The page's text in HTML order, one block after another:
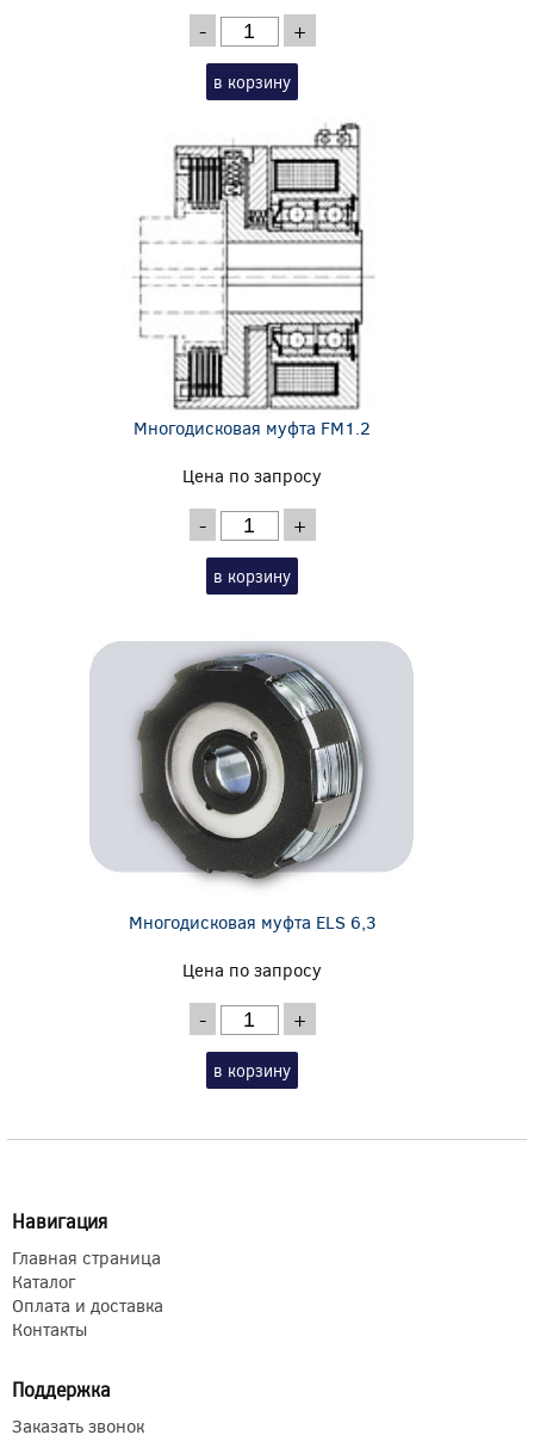
- +
в корзину
Многодисковая муфта FM1.2
Цена по запросу
- +
в корзину
Многодисковая муфта ELS 6,3
Цена по запросу
- +
в корзину
Навигация
Главная страница
Каталог
Оплата и доставка
Контакты
Поддержка
Заказать звонок